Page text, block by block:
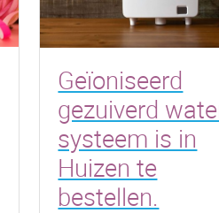
Geïoniseerd
gezuiverd
systeem is in
Huizen te
bestellen.